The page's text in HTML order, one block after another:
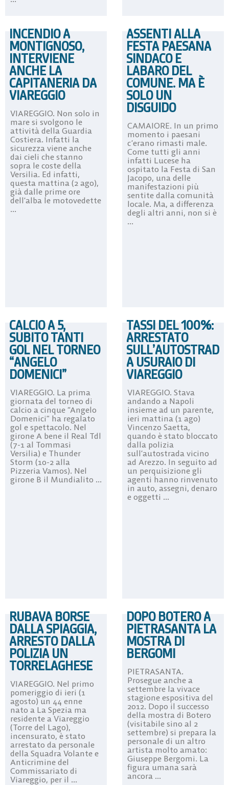
INCENDIO A
MONTIGNOSO,
INTERVIENE
ANCHE LA
CAPITANERIA DA
VIAREGGIO
VIAREGGIO. Non solo in
mare si svolgono le
attività della Guardia
Costiera. Infatti la
sicurezza viene anche
dai cieli che stanno
sopra le coste della
Versilia. Ed infatti,
questa mattina (2 ago),
già dalle prime ore
dell’alba le motovedette
...
ASSENTI ALLA
FESTA PAESANA
SINDACO E
LABARO DEL
COMUNE. MA È
SOLO UN
DISGUIDO
CAMAIORE. In un primo
momento i paesani
c’erano rimasti male.
Come tutti gli anni
infatti Lucese ha
ospitato la Festa di San
Jacopo, una delle
manifestazioni più
sentite dalla comunità
locale. Ma, a differenza
degli altri anni, non si è
...
CALCIO A 5,
SUBITO TANTI
GOL NEL TORNEO
“ANGELO
DOMENICI”
VIAREGGIO. La prima
giornata del torneo di
calcio a cinque “Angelo
Domenici” ha regalato
gol e spettacolo. Nel
girone A bene il Real Tdl
(7-1 al Tommasi
Versilia) e Thunder
Storm (10-2 alla
Pizzeria Vamos). Nel
girone B il Mundialito ...
TASSI DEL 100%:
ARRESTATO
SULL’AUTOSTRAD
A USURAIO DI
VIAREGGIO
VIAREGGIO. Stava
andando a Napoli
insieme ad un parente,
ieri mattina (1 ago)
Vincenzo Saetta,
quando è stato bloccato
dalla polizia
sull’autostrada vicino
ad Arezzo. In seguito ad
un perquisizione gli
agenti hanno rinvenuto
in auto, assegni, denaro
e oggetti ...
RUBAVA BORSE
DALLA SPIAGGIA,
ARRESTO DALLA
POLIZIA UN
TORRELAGHESE
VIAREGGIO. Nel primo
pomeriggio di ieri (1
agosto) un 44 enne
nato a La Spezia ma
residente a Viareggio
(Torre del Lago),
incensurato, è stato
arrestato da personale
della Squadra Volante e
Anticrimine del
Commissariato di
Viareggio, per il ...
DOPO BOTERO A
PIETRASANTA LA
MOSTRA DI
BERGOMI
PIETRASANTA.
Prosegue anche a
settembre la vivace
stagione espositiva del
2012. Dopo il successo
della mostra di Botero
(visitabile sino al 2
settembre) si prepara la
personale di un altro
artista molto amato:
Giuseppe Bergomi. La
figura umana sarà
ancora ...